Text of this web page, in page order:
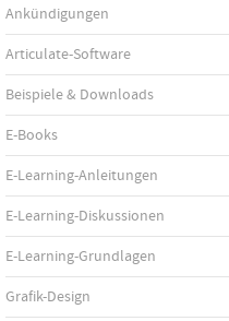
Ankündigungen
Articulate-Software
Beispiele & Downloads
E-Books
E-Learning-Anleitungen
E-Learning-Diskussionen
E-Learning-Grundlagen
Grafik-Design